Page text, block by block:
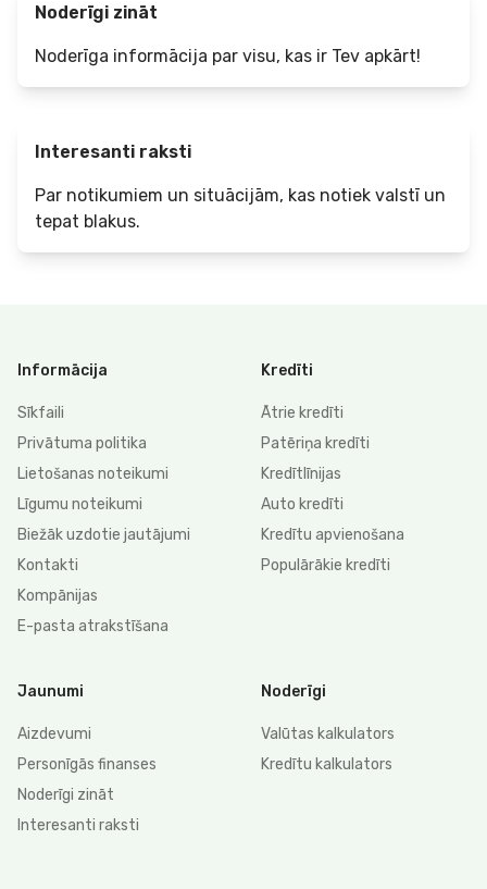
Noderīgi zināt
Noderīga informācija par visu, kas ir Tev apkārt!
Interesanti raksti
Par notikumiem un situācijām, kas notiek valstī un
tepat blakus.
Informācija
Sīkfaili
Privātuma politika
Lietošanas noteikumi
Līgumu noteikumi
Biežāk uzdotie jautājumi
Kontakti
Kompānijas
E-pasta atrakstīšana
Kredīti
Ātrie kredīti
Patēriņa kredīti
Kredītlīnijas
Auto kredīti
Kredītu apvienošana
Populārākie kredīti
Jaunumi
Aizdevumi
Personīgās finanses
Noderīgi zināt
Interesanti raksti
Noderīgi
Valūtas kalkulators
Kredītu kalkulators